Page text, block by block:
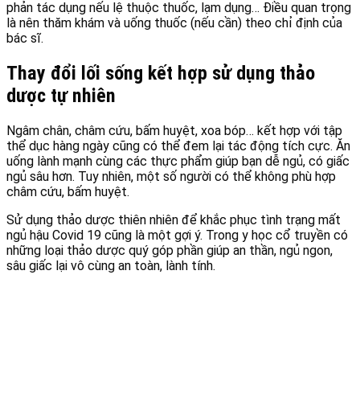
phản tác dụng nếu lệ thuộc thuốc, lạm dụng… Điều quan trọng
là nên thăm khám và uống thuốc (nếu cần) theo chỉ định của
bác sĩ.
Thay đổi lối sống kết hợp sử dụng thảo
dược tự nhiên
Ngâm chân, châm cứu, bấm huyệt, xoa bóp… kết hợp với tập
thể dục hàng ngày cũng có thể đem lại tác động tích cực. Ăn
uống lành mạnh cùng các thực phẩm giúp bạn dễ ngủ, có giấc
ngủ sâu hơn. Tuy nhiên, một số người có thể không phù hợp
châm cứu, bấm huyệt.
Sử dụng thảo dược thiên nhiên để khắc phục tình trạng mất
ngủ hậu Covid 19 cũng là một gợi ý. Trong y học cổ truyền có
những loại thảo dược quý góp phần giúp an thần, ngủ ngon,
sâu giấc lại vô cùng an toàn, lành tính.